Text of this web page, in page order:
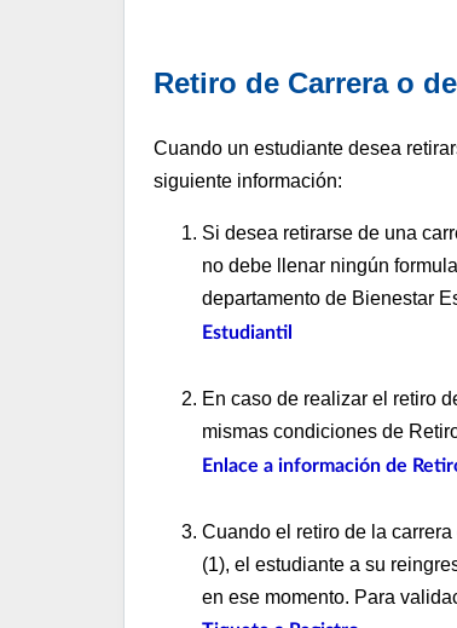
Retiro de Carrera o
Cuando un estudiante desea
siguiente información:
Si desea retirarse de una
no debe llenar ningún
departamento de Bienestar
Estudiantil
En caso de realizar el retiro
mismas condiciones de
Enlace a información de
Cuando el retiro de la
(1), el estudiante a su
en ese momento. Para